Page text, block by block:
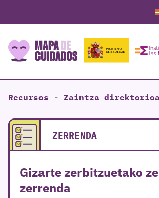
Recursos - Zaintza
ZERRENDA
Gizarte zerbitzuetako
zerrenda